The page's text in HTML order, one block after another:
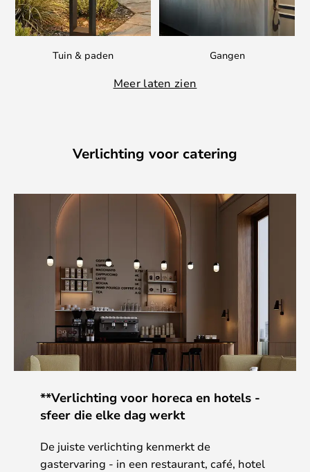
Tuin & paden Gangen
Meer laten zien
Verlichting voor catering
**Verlichting voor horeca en hotels -
sfeer die elke dag werkt
De juiste verlichting kenmerkt de
gastervaring - in een restaurant, café, hotel